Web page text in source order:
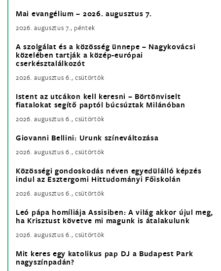
Mai evangélium – 2026. augusztus 7.
2026. augusztus 7., péntek
A szolgálat és a közösség ünnepe – Nagykovácsi
közelében tartják a közép-európai
cserkésztalálkozót
2026. augusztus 6., csütörtök
Istent az utcákon kell keresni – Börtönviselt
fiatalokat segítő paptól búcsúztak Milánóban
2026. augusztus 6., csütörtök
Giovanni Bellini: Urunk színeváltozása
2026. augusztus 6., csütörtök
Közösségi gondoskodás néven egyedülálló képzés
indul az Esztergomi Hittudományi Főiskolán
2026. augusztus 6., csütörtök
Leó pápa homíliája Assisiben: A világ akkor újul meg,
ha Krisztust követve mi magunk is átalakulunk
2026. augusztus 6., csütörtök
Mit keres egy katolikus pap DJ a Budapest Park
nagyszínpadán?